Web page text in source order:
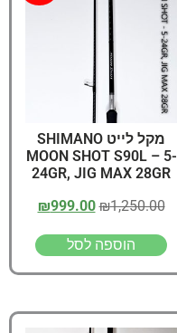
מקל לייט SHIMANO
MOON SHOT S90L – 5-
24GR, JIG MAX 28GR
₪1,250.00
₪999.00
הוספה לסל